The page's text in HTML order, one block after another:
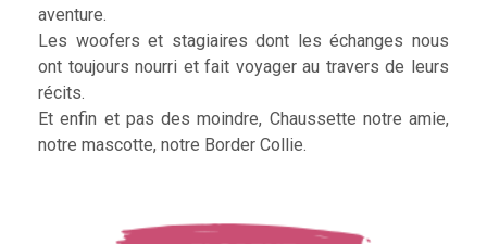
aventure.
Les woofers et stagiaires dont les échanges nous
ont toujours nourri et fait voyager au travers de leurs
récits.
Et enfin et pas des moindre, Chaussette notre amie,
notre mascotte, notre Border Collie.